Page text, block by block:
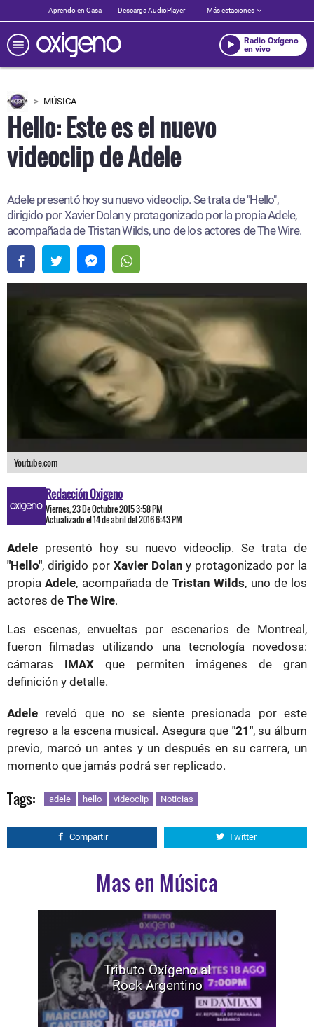
Aprendo en Casa Descarga AudioPlayer Más estaciones
Radio Oxígeno
en vivo
MÚSICA
Hello: Este es el nuevo
videoclip de Adele
Adele presentó hoy su nuevo videoclip. Se trata de "Hello",
dirigido por Xavier Dolan y protagonizado por la propia Adele,
acompañada de Tristan Wilds, uno de los actores de The Wire.
Youtube.com
Redacción Oxigeno
Viernes, 23 De Octubre 2015 3:58 PM
Actualizado el 14 de abril del 2016 6:43 PM
Adele presentó hoy su nuevo videoclip. Se trata de
"Hello", dirigido por Xavier Dolan y protagonizado por la
propiaAdele, acompañada de Tristan Wilds, uno de los
actores de The Wire.
Las escenas, envueltas por escenarios de Montreal,
fueron filmadas utilizando una tecnología novedosa:
cámaras IMAX que permiten imágenes de gran
definición y detalle.
Adele reveló que no se siente presionada por este
regreso a la escena musical. Asegura que "21", su álbum
previo, marcó un antes y un después en su carrera, un
momento que jamás podrá ser replicado.
Tags: adele hello videoclip Noticias
Compartir Twitter
Mas en Música
Tributo Oxígeno al
Rock Argentino